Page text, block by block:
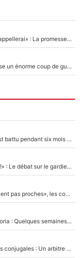
Mercato - OM - «Dès que je prends un club, je t’appellerai» : La promesse de Marcelino au moment de claquer la porte
Victime de racisme contre Murray, Kyrgios pousse un énorme coup de gueule !
Départ de Roberto De Zerbi - Medhi Benatia s'est battu pendant six mois pour le retenir à l'OM, le PSG a été le naufrage de trop : «Je pars avec toi»
«Admets que tu t'es trompé sur Lucas Chevalier !» : Le débat sur le gardien du PSG vire au clash à l'After Foot
Zinédine Zidane et Didier Deschamps : «Ils n’étaient pas proches», les confidences d’un membre de l’équipe de France 1998 sur leur relation spéciale
Medhi Benatia s'est «senti trahi» par Pablo Longoria : Quelques semaines après son départ, l'ancien directeur de football de l'OM règle ses comptes
Des terrains de Ligue 1 au tribunal pour violences conjugales : Un arbitre français encourt une peine de 18 mois de prison !